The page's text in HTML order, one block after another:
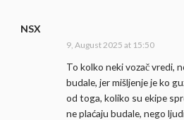
NSX
9, August 2025 at 15:50
To kolko neki vozač vredi,
budale, jer mišljenje je ko
od toga, koliko su ekipe
ne plaćaju budale, nego